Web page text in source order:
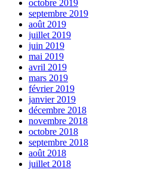
octobre 2019
septembre 2019
août 2019
juillet 2019
juin 2019
mai 2019
avril 2019
mars 2019
février 2019
janvier 2019
décembre 2018
novembre 2018
octobre 2018
septembre 2018
août 2018
juillet 2018